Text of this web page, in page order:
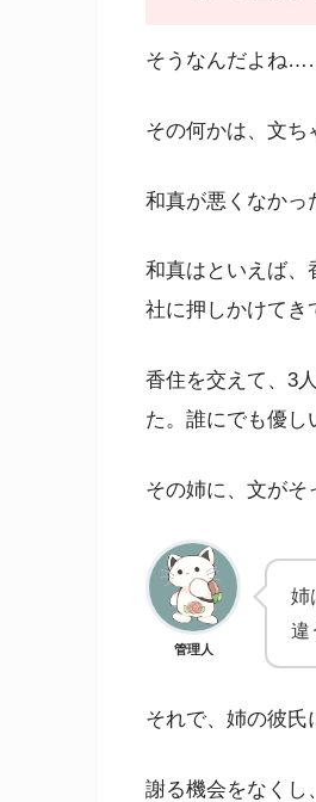
そうなんだよね
その何かは、文ち
和真が悪くなかっ
和真はといえば、
社に押しかけてき
香住を交えて、3
た。誰にでも優し
その姉に、文がそ
管理人
姉
違
それで、姉の彼氏
謝る機会をなくし